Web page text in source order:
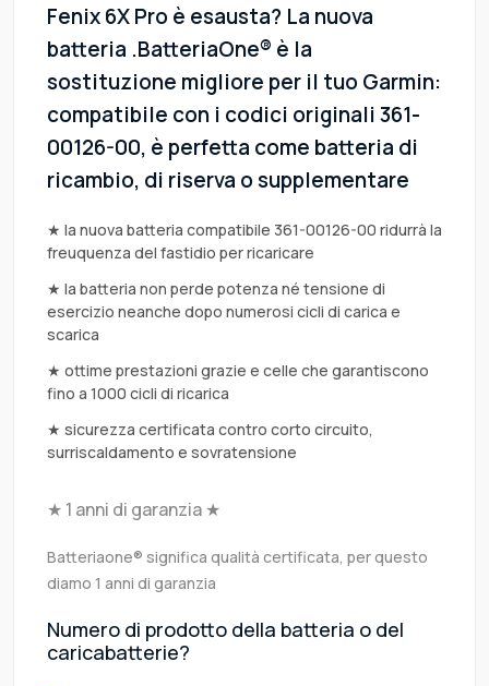
Fenix 6X Pro è esausta? La nuova
batteria .BatteriaOne® è la
sostituzione migliore per il tuo Garmin:
compatibile con i codici originali 361-
00126-00, è perfetta come batteria di
ricambio, di riserva o supplementare
★ la nuova batteria compatibile 361-00126-00 ridurrà la
freuquenza del fastidio per ricaricare
★ la batteria non perde potenza né tensione di
esercizio neanche dopo numerosi cicli di carica e
scarica
★ ottime prestazioni grazie e celle che garantiscono
fino a 1000 cicli di ricarica
★ sicurezza certificata contro corto circuito,
surriscaldamento e sovratensione
★ 1 anni di garanzia ★
Batteriaone® significa qualità certificata, per questo
diamo 1 anni di garanzia
Numero di prodotto della batteria o del
caricabatterie?